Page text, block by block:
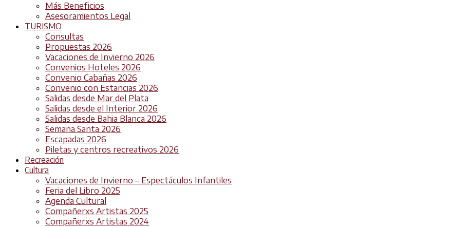
Más Beneficios
Asesoramientos Legal
TURISMO
Consultas
Propuestas 2026
Vacaciones de Invierno 2026
Convenios Hoteles 2026
Convenio Cabañas 2026
Convenio con Estancias 2026
Salidas desde Mar del Plata
Salidas desde el Interior 2026
Salidas desde Bahia Blanca 2026
Semana Santa 2026
Escapadas 2026
Piletas y centros recreativos 2026
Recreación
Cultura
Vacaciones de Invierno – Espectáculos Infantiles
Feria del Libro 2025
Agenda Cultural
Compañerxs Artistas 2025
Compañerxs Artistas 2024